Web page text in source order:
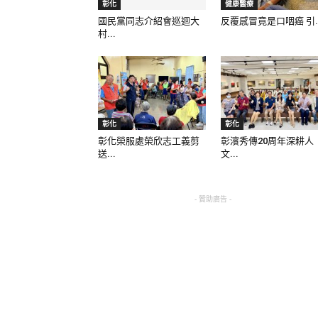
彰化
國民黨同志介紹會巡迴大
村...
健康醫療
反覆感冒竟是口咽癌 引
彰化
彰化榮服處榮欣志工義剪
送...
彰化
彰濱秀傳20周年深耕人
文...
- 贊助廣告 -